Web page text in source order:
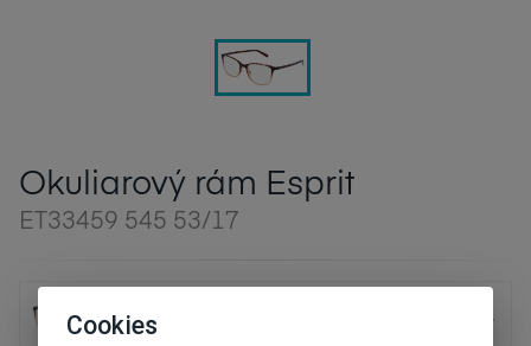
Okuliarový rám Esprit
ET33459 545 53/17
ET33459 545 53/17
Cookies